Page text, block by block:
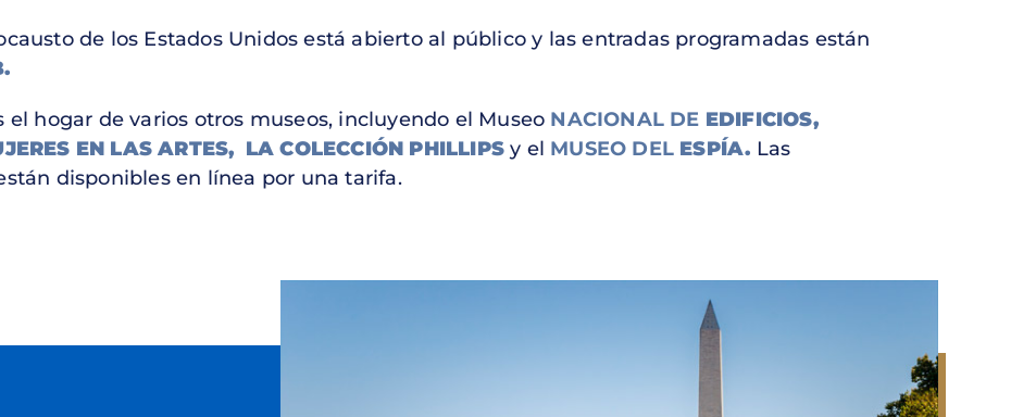
de los Estados Unidos está abierto al público y las entradas programadas están
el hogar de varios otros museos, incluyendo el Museo NACIONAL DE EDIFICIOS,
EN LAS ARTES, LA COLECCIÓN PHILLIPS y el MUSEO DEL ESPÍA. Las
disponibles en línea por una tarifa.